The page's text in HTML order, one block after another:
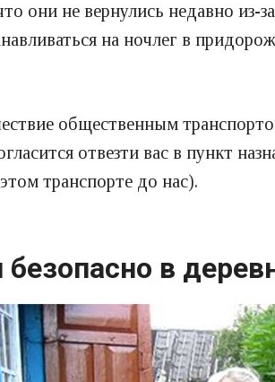
они не вернулись недавно
на ночлег в
общественным
отвезти вас в пункт
транспорте до нас).
безопасно в